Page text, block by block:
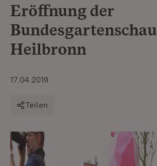
Eröffnung der
Bundesgartenschau
Heilbronn
17.04.2019
Teilen